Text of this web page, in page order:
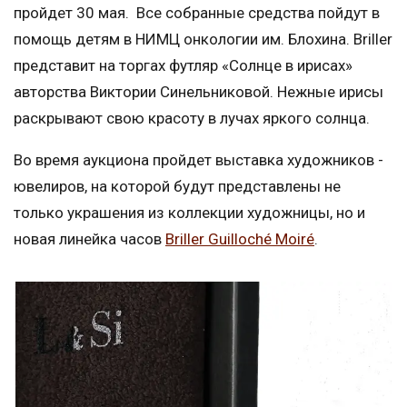
пройдет 30 мая. Все собранные средства пойдут в
помощь детям в НИМЦ онкологии им. Блохина. Briller
представит на торгах футляр «Солнце в ирисах»
авторства Виктории Синельниковой. Нежные ирисы
раскрывают свою красоту в лучах яркого солнца.
Во время аукциона пройдет выставка художников -
ювелиров, на которой будут представлены не
только украшения из коллекции художницы, но и
новая линейка часов Briller Guilloché Moiré.